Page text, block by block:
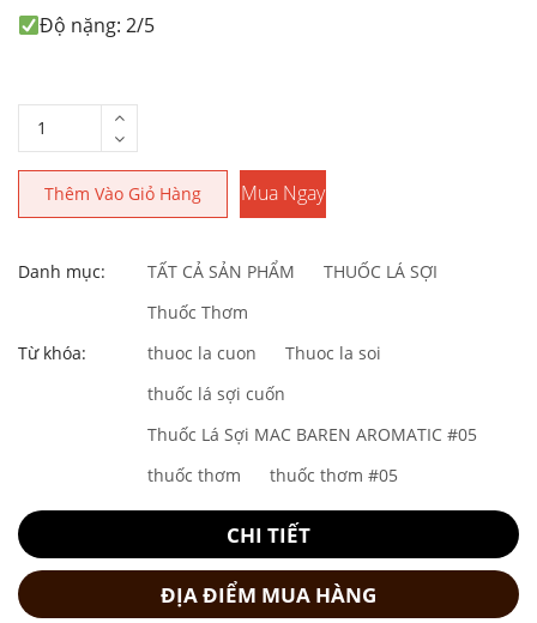
Độ nặng: 2/5
Thêm Vào Giỏ Hàng Mua Ngay
Danh mục: TẤT CẢ SẢN PHẨM
THUỐC LÁ SỢI
Thuốc Thơm
Từ khóa:
thuoc la cuon
Thuoc la soi
thuốc lá sợi cuốn
Thuốc Lá Sợi MAC BAREN AROMATIC #05
thuốc thơm
thuốc thơm #05
CHI TIẾT
ĐỊA ĐIỂM MUA HÀNG